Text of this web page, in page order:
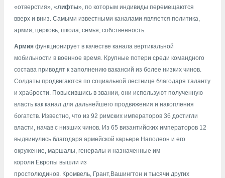
«отверстия», «лифты», по которым индивиды перемещаются
вверх и вниз. Самыми известными каналами является политика,
армия, церковь, школа, семья, собственность.
Армия функционирует в качестве канала вертикальной
мобильности в военное время. Крупные потери среди командного
состава приводят к заполнению вакансий из более низких чинов.
Солдаты продвигаются по социальной лестнице благодаря таланту
и храбрости. Повысившись в звании, они используют полученную
власть как канал для дальнейшего продвижения и накопления
богатств. Известно, что из 92 римских императоров 36 достигли
власти, начав с низших чинов. Из 65 византийских императоров 12
выдвинулись благодаря армейской карьере. Наполеон и его
окружение, маршалы, генералы и назначенные им
короли Европы вышли из
простолюдинов. Кромвель Грант, Вашингтон и тысячи других